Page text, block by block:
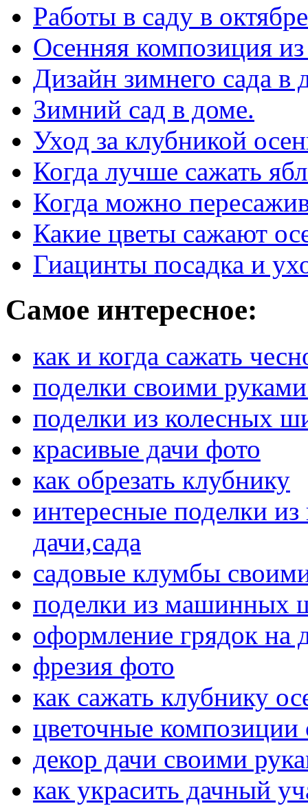
Работы в саду в
Осенняя композиция из
Дизайн зимнего сада в
Зимний сад в доме.
Уход за клубникой
Когда лучше сажать
Когда можно
Какие цветы сажают
Гиацинты посадка и
Самое интересное:
как и когда сажать
поделки своими
поделки из колесных
красивые дачи фото
как обрезать клубнику
интересные поделки
дачи,сада
садовые клумбы
поделки из машинных
оформление грядок на
фрезия фото
как сажать клубнику
цветочные
декор дачи своими
как украсить дачный